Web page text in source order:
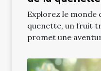
Explorez le monde
quenette, un fruit
promet une